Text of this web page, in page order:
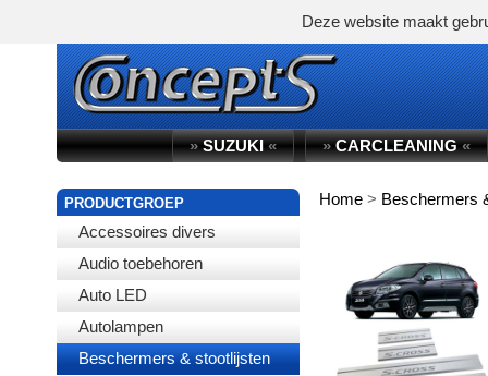
»SUZUKI« »CARCLEANING«
PRODUCTGROEP
Accessoires divers
Audio toebehoren
Auto LED
Autolampen
Beschermers & stootlijsten
Home> Beschermers
WINKELWAGEN
Deze website maakt